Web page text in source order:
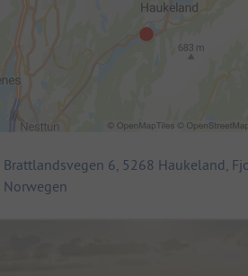
Brattlandsvegen 6, 5268 Haukeland,
Norwegen